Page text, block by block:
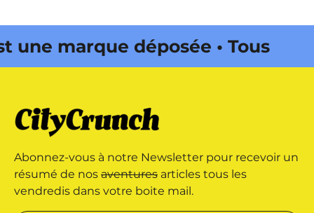
marque déposée • Tous droits
marque déposée • Tous droits
édité par Buena Onda Web •
Abonnez-vous à notre Newsletter pour recevoir un
résumé de nos aventures articles tous les
vendredis dans votre boite mail.